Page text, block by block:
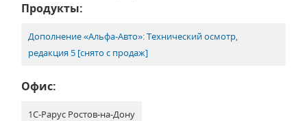
Продукты:
Дополнение «Альфа-Авто»: Технический осмотр,
редакция 5 [снято с продаж]
Офис:
1С-Рарус Ростов-на-Дону